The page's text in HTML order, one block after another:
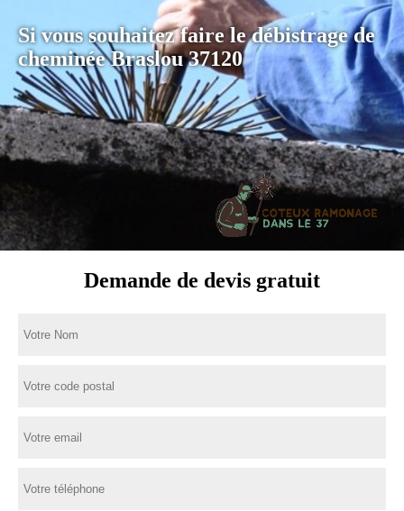
Si vous souhaitez faire le débistrage de
cheminée Braslou 37120
Demande de devis gratuit